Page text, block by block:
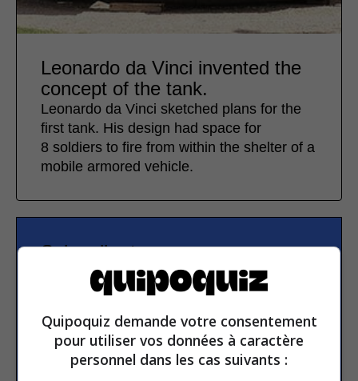
Leonardo da Vinci invented the
concept of the tank.
Leonardo da Vinci sketched plans for the
first tank. His design had space for
8 soldiers to fire from within the shelter of a
mobile armored vehicle.
Subscribe to our
newsletter
Email address
Quipoquiz demande votre consentement
pour utiliser vos données à caractère
personnel dans les cas suivants :